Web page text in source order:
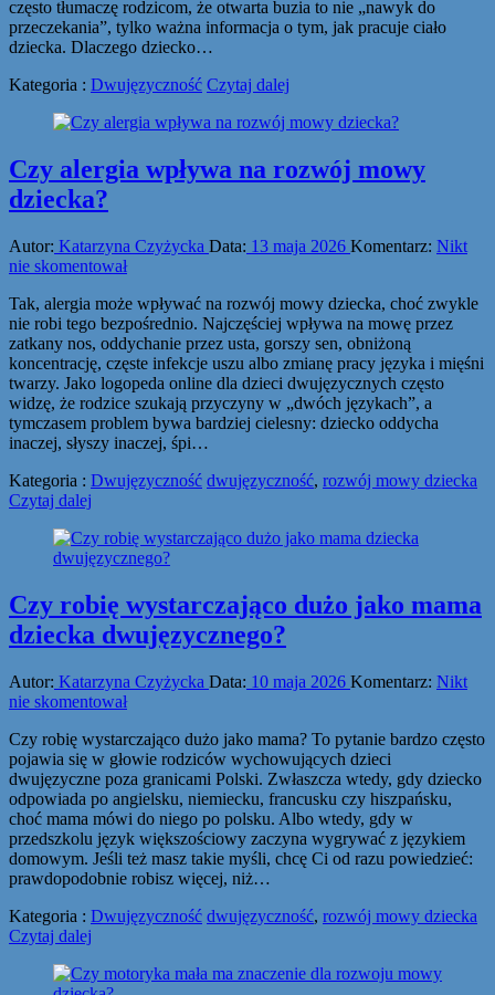
często tłumaczę rodzicom, że otwarta buzia to nie „nawyk do
przeczekania”, tylko ważna informacja o tym, jak pracuje ciało
dziecka. Dlaczego dziecko…
Kategoria : Dwujęzyczność Czytaj dalej
Czy alergia wpływa na rozwój mowy
dziecka?
Autor: Katarzyna Czyżycka Data: 13 maja 2026 Komentarz: Nikt
nie skomentował
Tak, alergia może wpływać na rozwój mowy dziecka, choć zwykle
nie robi tego bezpośrednio. Najczęściej wpływa na mowę przez
zatkany nos, oddychanie przez usta, gorszy sen, obniżoną
koncentrację, częste infekcje uszu albo zmianę pracy języka i mięśni
twarzy. Jako logopeda online dla dzieci dwujęzycznych często
widzę, że rodzice szukają przyczyny w „dwóch językach”, a
tymczasem problem bywa bardziej cielesny: dziecko oddycha
inaczej, słyszy inaczej, śpi…
Kategoria : Dwujęzyczność dwujęzyczność, rozwój mowy dziecka
Czytaj dalej
Czy robię wystarczająco dużo jako mama
dziecka dwujęzycznego?
Autor: Katarzyna Czyżycka Data: 10 maja 2026 Komentarz: Nikt
nie skomentował
Czy robię wystarczająco dużo jako mama? To pytanie bardzo często
pojawia się w głowie rodziców wychowujących dzieci
dwujęzyczne poza granicami Polski. Zwłaszcza wtedy, gdy dziecko
odpowiada po angielsku, niemiecku, francusku czy hiszpańsku,
choć mama mówi do niego po polsku. Albo wtedy, gdy w
przedszkolu język większościowy zaczyna wygrywać z językiem
domowym. Jeśli też masz takie myśli, chcę Ci od razu powiedzieć:
prawdopodobnie robisz więcej, niż…
Kategoria : Dwujęzyczność dwujęzyczność, rozwój mowy dziecka
Czytaj dalej